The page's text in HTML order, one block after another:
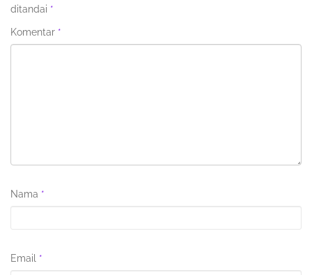
ditandai *
Komentar *
Nama *
Email *